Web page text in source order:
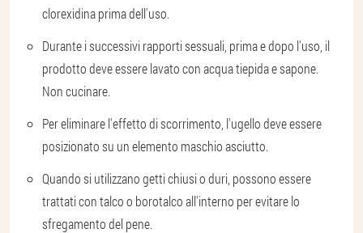
clorexidina prima dell'uso.
Durante i successivi rapporti sessuali, prima e dopo l'uso, il
prodotto deve essere lavato con acqua tiepida e sapone.
Non cucinare.
Per eliminare l'effetto di scorrimento, l'ugello deve essere
posizionato su un elemento maschio asciutto.
Quando si utilizzano getti chiusi o duri, possono essere
trattati con talco o borotalco all'interno per evitare lo
sfregamento del pene.